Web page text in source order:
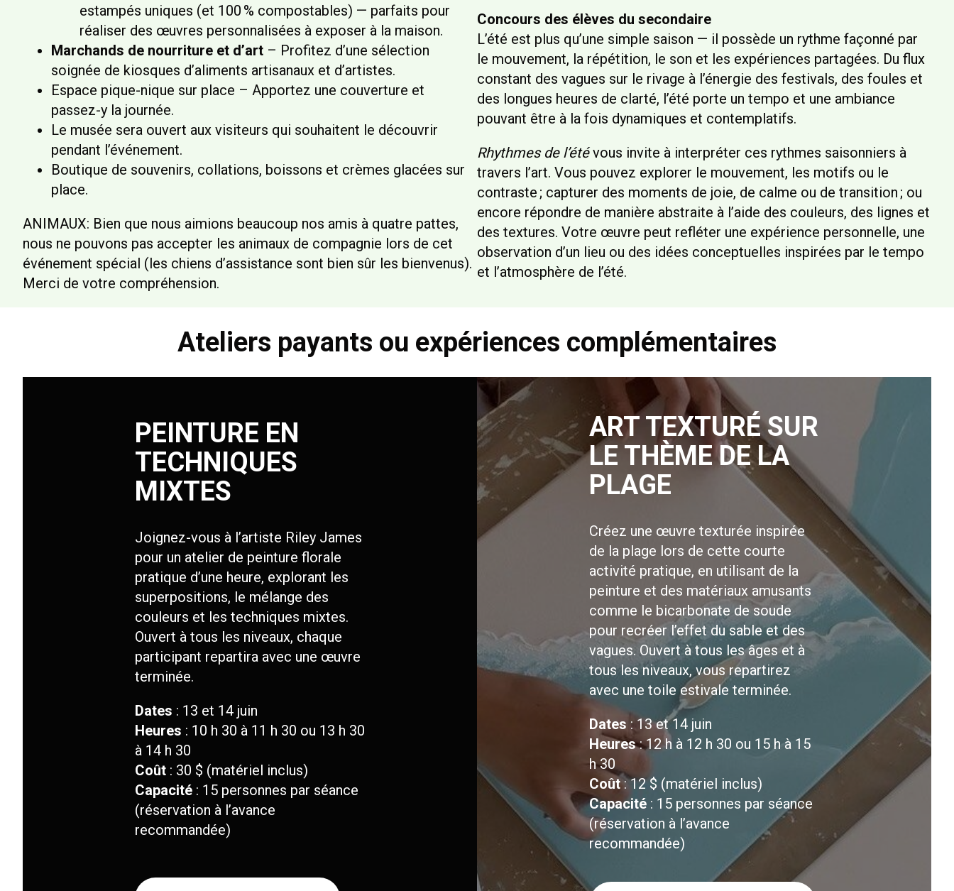
estampés uniques (et 100 % compostables) — parfaits pour
réaliser des œuvres personnalisées à exposer à la maison.
Marchands de nourriture et d’art – Profitez d’une sélection
soignée de kiosques d’aliments artisanaux et d’artistes.
Espace pique-nique sur place – Apportez une couverture et
passez-y la journée.
Le musée sera ouvert aux visiteurs qui souhaitent le découvrir
pendant l’événement.
Boutique de souvenirs, collations, boissons et crèmes glacées sur
place.
ANIMAUX: Bien que nous aimions beaucoup nos amis à quatre pattes,
nous ne pouvons pas accepter les animaux de compagnie lors de cet
événement spécial (les chiens d’assistance sont bien sûr les bienvenus).
Merci de votre compréhension.
Concours des élèves du secondaire
L’été est plus qu’une simple saison — il possède un rythme façonné par
le mouvement, la répétition, le son et les expériences partagées. Du flux
constant des vagues sur le rivage à l’énergie des festivals, des foules et
des longues heures de clarté, l’été porte un tempo et une ambiance
pouvant être à la fois dynamiques et contemplatifs.
Rhythmes de l’étévous invite à interpréter ces rythmes saisonniers à
travers l’art. Vous pouvez explorer le mouvement, les motifs ou le
contraste ; capturer des moments de joie, de calme ou de transition ; ou
encore répondre de manière abstraite à l’aide des couleurs, des lignes et
des textures. Votre œuvre peut refléter une expérience personnelle, une
observation d’un lieu ou des idées conceptuelles inspirées par le tempo
et l’atmosphère de l’été.
Ateliers payants ou expériences complémentaires
PEINTURE EN
TECHNIQUES
MIXTES
Joignez-vous à l’artiste Riley James
pour un atelier de peinture florale
pratique d’une heure, explorant les
superpositions, le mélange des
couleurs et les techniques mixtes.
Ouvert à tous les niveaux, chaque
participant repartira avec une œuvre
terminée.
Dates : 13 et 14 juin
Heures : 10 h 30 à 11 h 30 ou 13 h 30
à 14 h 30
Coût : 30 $ (matériel inclus)
Capacité : 15 personnes par séance
(réservation à l’avance
recommandée)
ART TEXTURÉ SUR
LE THÈME DE LA
PLAGE
Créez une œuvre texturée inspirée
de la plage lors de cette courte
activité pratique, en utilisant de la
peinture et des matériaux amusants
comme le bicarbonate de soude
pour recréer l’effet du sable et des
vagues. Ouvert à tous les âges et à
tous les niveaux, vous repartirez
avec une toile estivale terminée.
Dates : 13 et 14 juin
Heures: 12 h à 12 h 30 ou 15 h à 15
h 30
Coût: 12 $ (matériel inclus)
Capacité : 15 personnes par séance
(réservation à l’avance
recommandée)